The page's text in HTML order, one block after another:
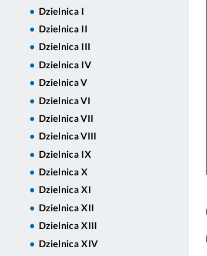
Dzielnica I
Dzielnica II
Dzielnica III
Dzielnica IV
Dzielnica V
Dzielnica VI
Dzielnica VII
Dzielnica VIII
Dzielnica IX
Dzielnica X
Dzielnica XI
Dzielnica XII
Dzielnica XIII
Dzielnica XIV